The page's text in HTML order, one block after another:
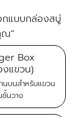
กแบบกล่องสบู่
ณ”
Box
แขวน)
นบนสำหรับแขวน
นวาง